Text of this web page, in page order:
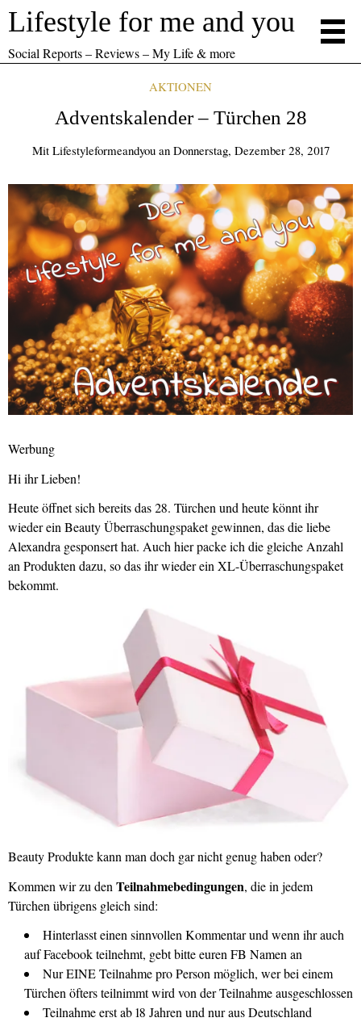
Lifestyle for me and you
Social Reports – Reviews – My Life & more
AKTIONEN
Adventskalender – Türchen 28
Mit Lifestyleformeandyou an Donnerstag, Dezember 28, 2017
Werbung
Hi ihr Lieben!
Heute öffnet sich bereits das 28. Türchen und heute könnt ihr
wieder ein Beauty Überraschungspaket gewinnen, das die liebe
Alexandra gesponsert hat. Auch hier packe ich die gleiche Anzahl
an Produkten dazu, so das ihr wieder ein XL-Überraschungspaket
bekommt.
Beauty Produkte kann man doch gar nicht genug haben oder?
Kommen wir zu den Teilnahmebedingungen, die in jedem
Türchen übrigens gleich sind:
Hinterlasst einen sinnvollen Kommentar und wenn ihr auch
auf Facebook teilnehmt, gebt bitte euren FB Namen an
Nur EINE Teilnahme pro Person möglich, wer bei einem
Türchen öfters teilnimmt wird von der Teilnahme ausgeschlossen
Teilnahme erst ab 18 Jahren und nur aus Deutschland